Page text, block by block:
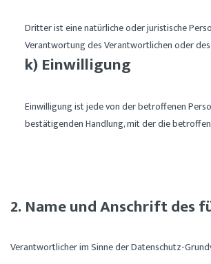
Dritter ist eine natürliche oder juristische
Verantwortung des Verantwortlichen oder
k) Einwilligung
Einwilligung ist jede von der betroffenen
bestätigenden Handlung, mit der die
2. Name und Anschrift des
Verantwortlicher im Sinne der Datenschutz-